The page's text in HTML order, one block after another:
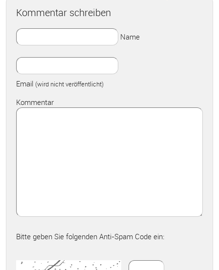
Kommentar schreiben
Name
Email (wird nicht veröffentlicht)
Kommentar
Bitte geben Sie folgenden Anti-Spam Code ein: